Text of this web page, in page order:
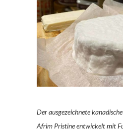
Der ausgezeichnete
Afrim Pristine entwickelt mit